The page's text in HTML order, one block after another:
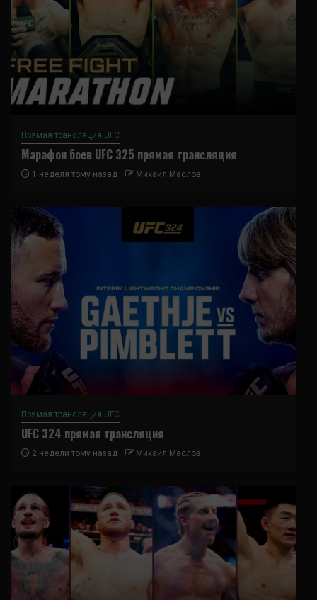
Прямая трансляция UFC
Марафон боев UFC 325 прямая трансляция
1 неделя тому назад Михаил Маслов
Прямая трансляция UFC
UFC 324 прямая трансляция
2 недели тому назад Михаил Маслов